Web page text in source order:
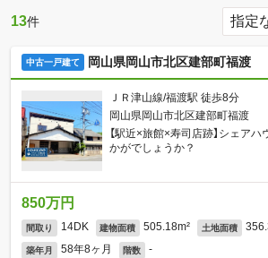
13件
中古一戸建て 岡山県岡山市北区建部町福渡
ＪＲ津山線/福渡駅 徒歩8分
岡山県岡山市北区建部町福渡
【駅近×旅館×寿司店跡】シェア
かがでしょうか？
850万円
間取り 14DK 建物面積 505.18m² 土地面積
築年月 58年8ヶ月 階数 -